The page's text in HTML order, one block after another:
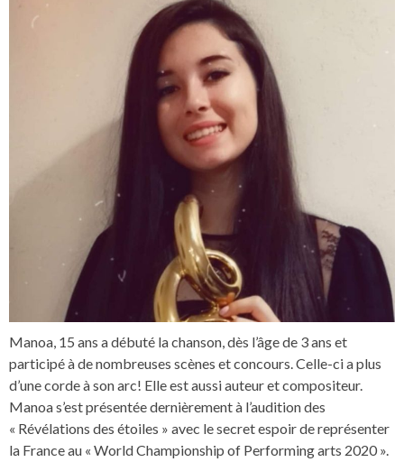
Manoa, 15 ans a débuté la chanson, dès l’âge de 3 ans et
participé à de nombreuses scènes et concours. Celle-ci a plus
d’une corde à son arc! Elle est aussi auteur et compositeur.
Manoa s’est présentée dernièrement à l’audition des
« Révélations des étoiles » avec le secret espoir de représenter
la France au « World Championship of Performing arts 2020 ».